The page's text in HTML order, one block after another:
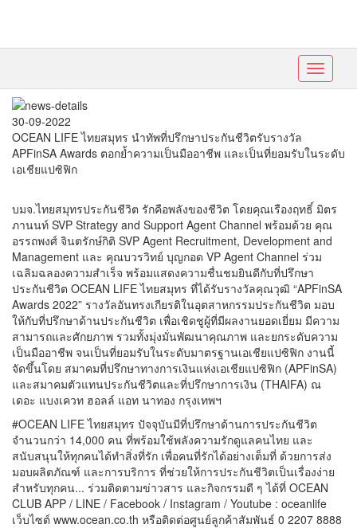
Toggle
30-09-2022
OCEAN LIFE ไทยสมุทร นำทัพที่ปรึกษาประกันชีวิตรับรางวัล
APFinSA Awards ตอกย้ำความเป็นมืออาชีพ และเป็นที่ยอมรับในระดับ
เอเชียแปซิฟิก
บมจ.ไทยสมุทรประกันชีวิต รักคือพลังของชีวิต โดยคุณเรืองฤทธิ์ มิตร
ภานนท์ SVP Strategy and Support Agent Channel พร้อมด้วย คุณ
อรรถพงศ์ จินตรักษ์กิติ SVP Agent Recruitment, Development and
Management และ คุณบวรวิทย์ บุญกอด VP Agent Channel ร่วม
เฉลิมฉลองความสำเร็จ พร้อมแสดงความชื่นชมยินดีกับที่ปรึกษา
ประกันชีวิต OCEAN LIFE ไทยสมุทร ที่ได้รับรางวัลคุณวุฒิ “APFinSA
Awards 2022” รางวัลอันทรงเกียรติในอุตสาหกรรมประกันชีวิต มอบ
ให้กับที่ปรึกษาด้านประกันชีวิต เพื่อเชิดชูผู้ที่มีผลงานยอดเยี่ยม มีความ
สามารถและศักยภาพ รวมทั้งมุ่งมั่นพัฒนาคุณภาพ และยกระดับความ
เป็นมืออาชีพ จนเป็นที่ยอมรับในระดับมาตรฐานเอเชียแปซิฟิก งานนี้
จัดขึ้นโดย สมาคมที่ปรึกษาทางการเงินแห่งเอเชียแปซิฟิก (APFinSA)
และสมาคมตัวแทนประกันชีวิตและที่ปรึกษาการเงิน (THAIFA) ณ
เดอะ แบงเควท ฮอลล์ แอท นาทอง กรุงเทพฯ
#OCEAN LIFE ไทยสมุทร ปัจจุบันมีที่ปรึกษาด้านการประกันชีวิต
จำนวนกว่า 14,000 คน ที่พร้อมใช้พลังความรักดูแลคนไทย และ
สนับสนุนให้ทุกคนได้ทำสิ่งที่รัก เพื่อคนที่รักได้อย่างเต็มที่ ด้วยการส่ง
มอบผลิตภัณฑ์ และการบริการ ที่ช่วยให้การประกันชีวิตเป็นเรื่องง่าย
สำหรับทุกคน... ร่วมติดตามข่าวสาร และกิจกรรมดี ๆ ได้ที่ OCEAN
CLUB APP / LINE / Facebook / Instagram / Youtube : oceanlife
เว็บไซต์ www.ocean.co.th หรือติดต่อศูนย์ลูกค้าสัมพันธ์ 0 2207 8888